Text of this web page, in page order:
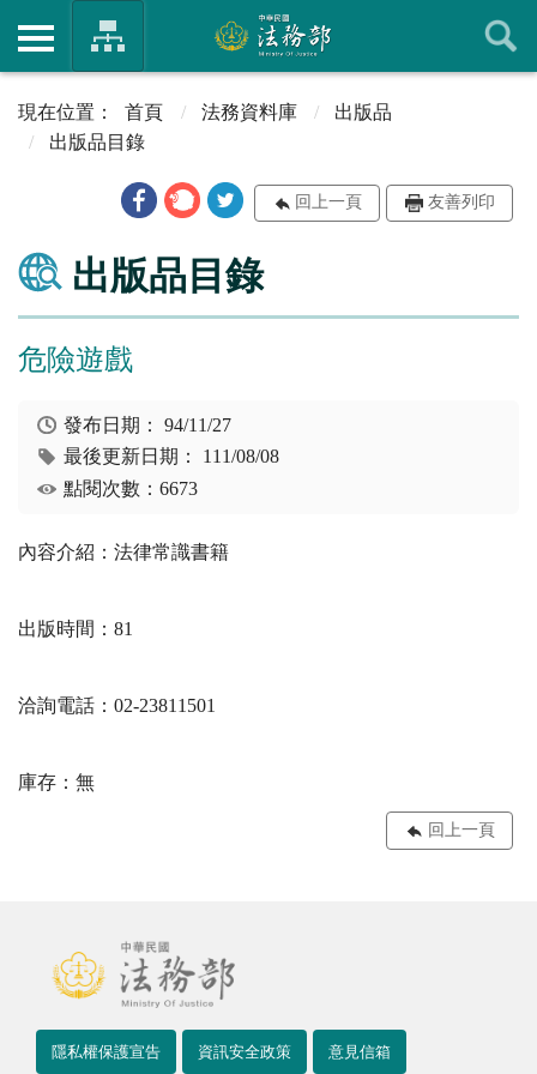
首頁 法務資料庫
出版品
出版品目錄
回上一頁 友善列印
出版品目錄
危險遊戲
發布日期：94/11/27
最後更新日期： 111/08/08
點閱次數：6673
內容介紹：法律常識書籍
出版時間：81
洽詢電話：02-23811501
庫存：無
回上一頁
隱私權保護宣告 資訊安全政策 意見信箱